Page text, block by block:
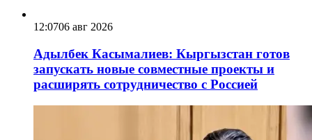
12:0706 авг 2026
Адылбек Касымалиев: Кыргызстан готов
запускать новые совместные проекты и
расширять сотрудничество с Россией